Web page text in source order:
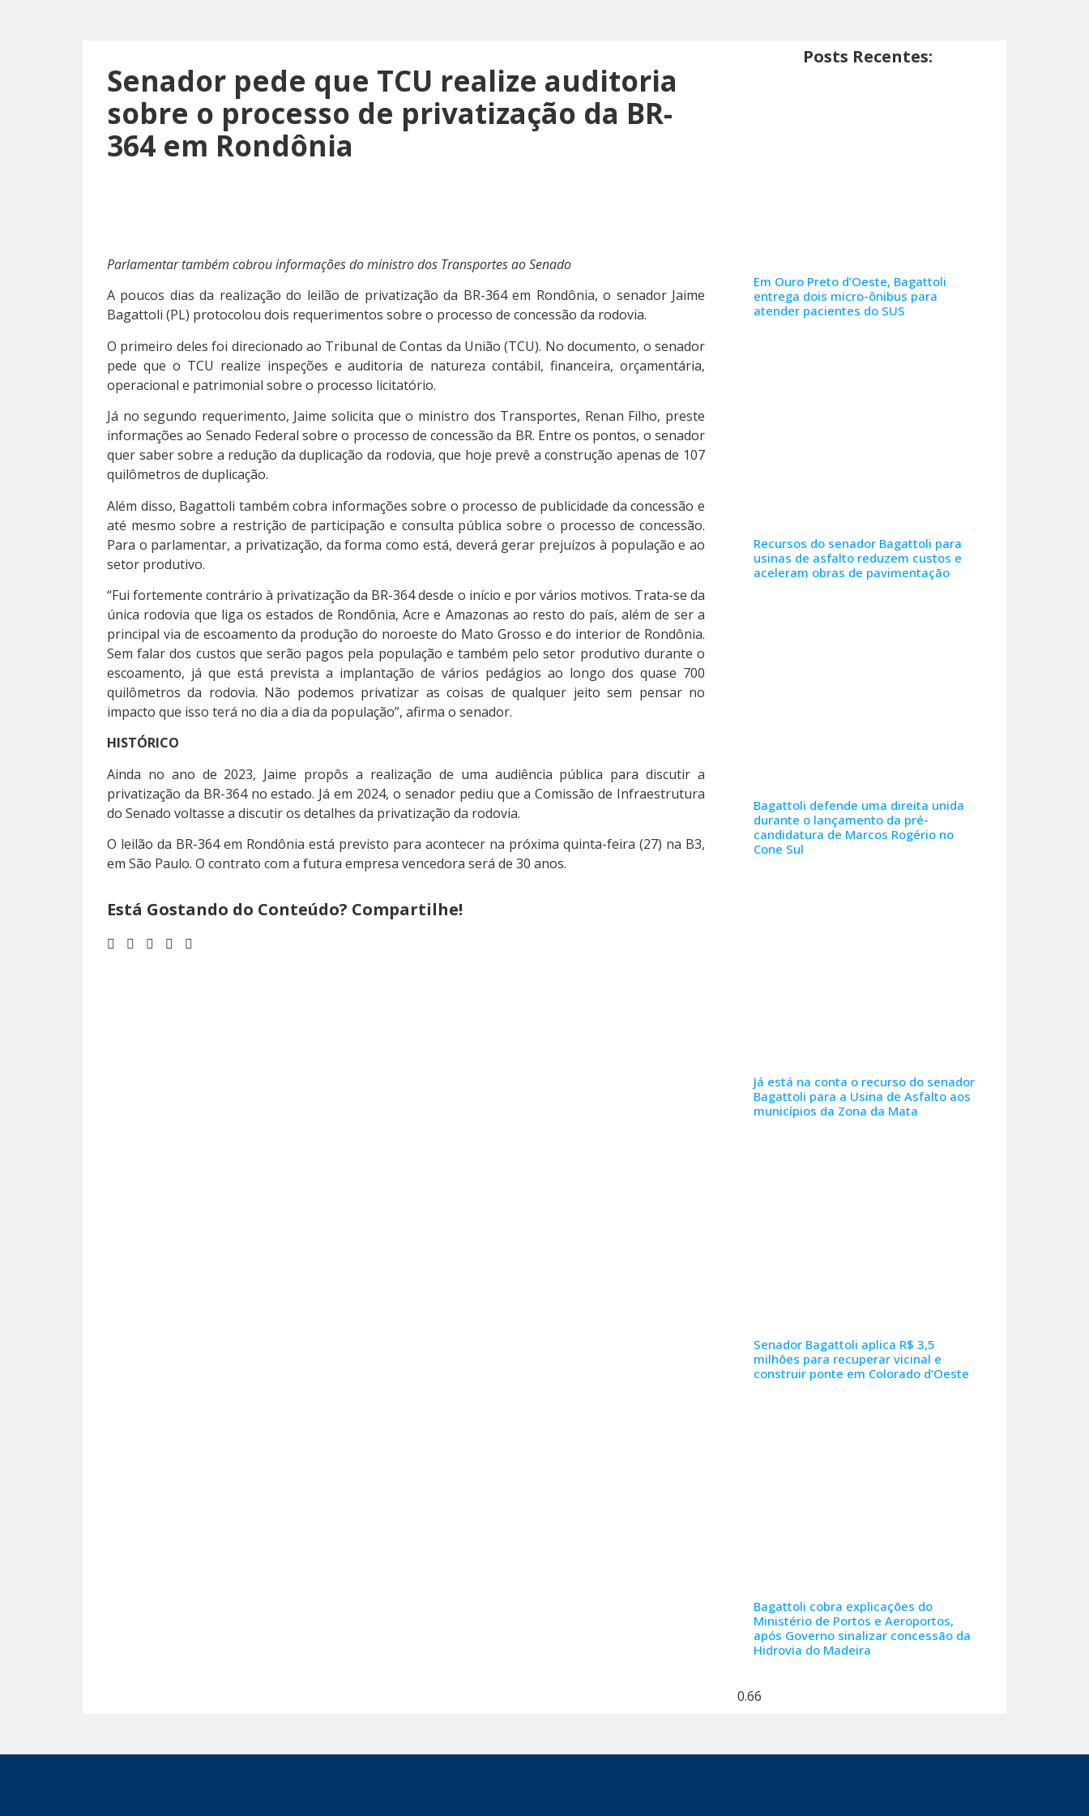
Senador pede que TCU realize auditoria
sobre o processo de privatização da BR-
364 em Rondônia
Parlamentar também cobrou informações do ministro dos Transportes ao Senado
A poucos dias da realização do leilão de privatização da BR-364 em Rondônia, o senador Jaime
Bagattoli (PL) protocolou dois requerimentos sobre o processo de concessão da rodovia.
O primeiro deles foi direcionado ao Tribunal de Contas da União (TCU). No documento, o senador
pede que o TCU realize inspeções e auditoria de natureza contábil, financeira, orçamentária,
operacional e patrimonial sobre o processo licitatório.
Já no segundo requerimento, Jaime solicita que o ministro dos Transportes, Renan Filho, preste
informações ao Senado Federal sobre o processo de concessão da BR. Entre os pontos, o senador
quer saber sobre a redução da duplicação da rodovia, que hoje prevê a construção apenas de 107
quilômetros de duplicação.
Além disso, Bagattoli também cobra informações sobre o processo de publicidade da concessão e
até mesmo sobre a restrição de participação e consulta pública sobre o processo de concessão.
Para o parlamentar, a privatização, da forma como está, deverá gerar prejuízos à população e ao
setor produtivo.
“Fui fortemente contrário à privatização da BR-364 desde o início e por vários motivos. Trata-se da
única rodovia que liga os estados de Rondônia, Acre e Amazonas ao resto do país, além de ser a
principal via de escoamento da produção do noroeste do Mato Grosso e do interior de Rondônia.
Sem falar dos custos que serão pagos pela população e também pelo setor produtivo durante o
escoamento, já que está prevista a implantação de vários pedágios ao longo dos quase 700
quilômetros da rodovia. Não podemos privatizar as coisas de qualquer jeito sem pensar no
impacto que isso terá no dia a dia da população”, afirma o senador.
HISTÓRICO
Ainda no ano de 2023, Jaime propôs a realização de uma audiência pública para discutir a
privatização da BR-364 no estado. Já em 2024, o senador pediu que a Comissão de Infraestrutura
do Senado voltasse a discutir os detalhes da privatização da rodovia.
O leilão da BR-364 em Rondônia está previsto para acontecer na próxima quinta-feira (27) na B3,
em São Paulo. O contrato com a futura empresa vencedora será de 30 anos.
Está Gostando do Conteúdo? Compartilhe!
Posts Recentes:
Em Ouro Preto d’Oeste, Bagattoli
entrega dois micro-ônibus para
atender pacientes do SUS
Recursos do senador Bagattoli para
usinas de asfalto reduzem custos e
aceleram obras de pavimentação
Bagattoli defende uma direita unida
durante o lançamento da pré-
candidatura de Marcos Rogério no
Cone Sul
Já está na conta o recurso do senador
Bagattoli para a Usina de Asfalto aos
municípios da Zona da Mata
Senador Bagattoli aplica R$ 3,5
milhões para recuperar vicinal e
construir ponte em Colorado d’Oeste
Bagattoli cobra explicações do
Ministério de Portos e Aeroportos,
após Governo sinalizar concessão da
Hidrovia do Madeira